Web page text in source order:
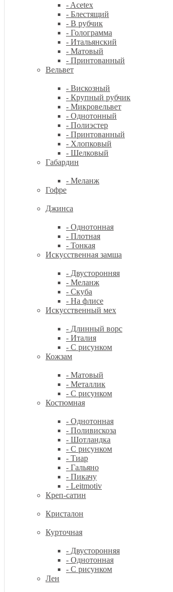
- Acetex
- Блестящий
- В рубчик
- Голограмма
- Итальянский
- Матовый
- Принтованный
Вельвет
- Вискозный
- Крупный рубчик
- Микровельвет
- Однотонный
- Полиэстер
- Принтованный
- Хлопковый
- Шелковый
Габардин
- Меланж
Гофре
Джинса
- Однотонная
- Плотная
- Тонкая
Искусственная замша
- Двусторонняя
- Меланж
- Скуба
- На флисе
Искусственный мех
- Длинный ворс
- Италия
- С рисунком
Кожзам
- Матовый
- Металлик
- С рисунком
Костюмная
- Однотонная
- Поливискоза
- Шотландка
- С рисунком
- Тиар
- Гальяно
- Пикачу
- Leitmotiv
Креп-сатин
Кристалон
Курточная
- Двусторонняя
- Однотонная
- С рисунком
Лен